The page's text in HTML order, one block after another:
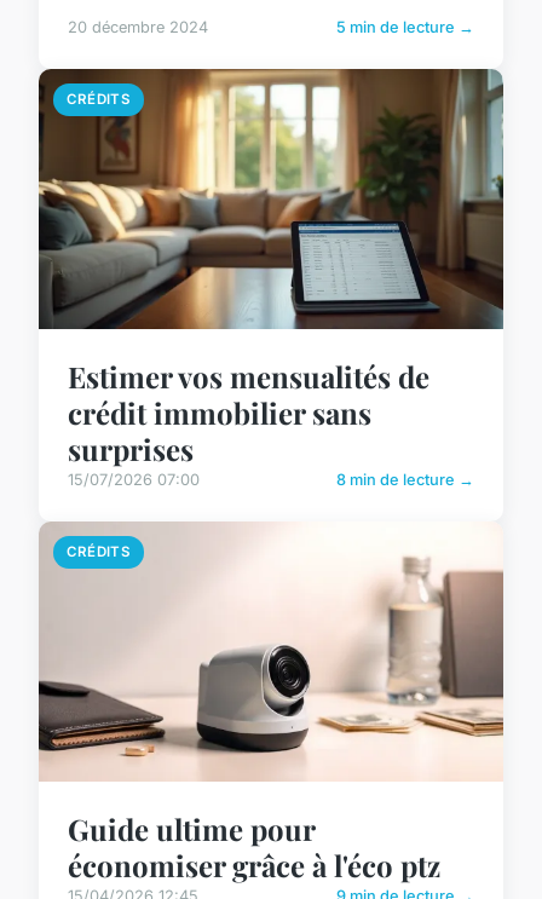
20 décembre 2024 5 min de lecture →
CRÉDITS
Estimer vos mensualités de
crédit immobilier sans
surprises
15/07/2026 07:00 8 min de lecture →
CRÉDITS
Guide ultime pour
économiser grâce à l'éco ptz